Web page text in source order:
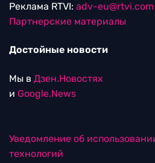
Реклама RTVI: adv-eu@rtvi.com
Партнерские материалы
Достойные новости
Мы в Дзен.Новостях
и Google.News
Уведомление об
технологий